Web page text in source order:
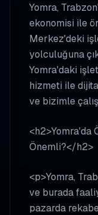
Yomra,
ekonomisi ile
Merkez'deki
yolculuğuna
Yomra'daki
hizmeti ile
ve bizimle
<h2>Yomra'da
Önemli?</h2>
<p>Yomra,
ve burada
pazarda